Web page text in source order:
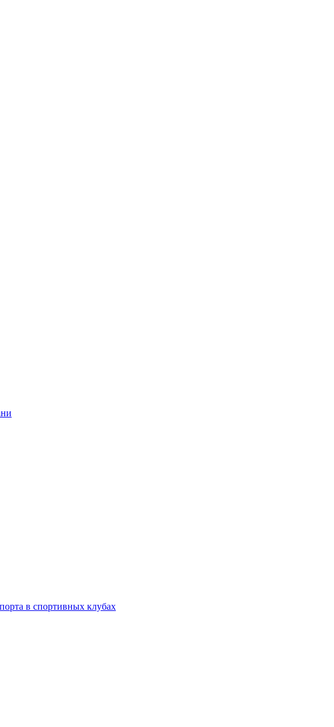
в спортивных клубах